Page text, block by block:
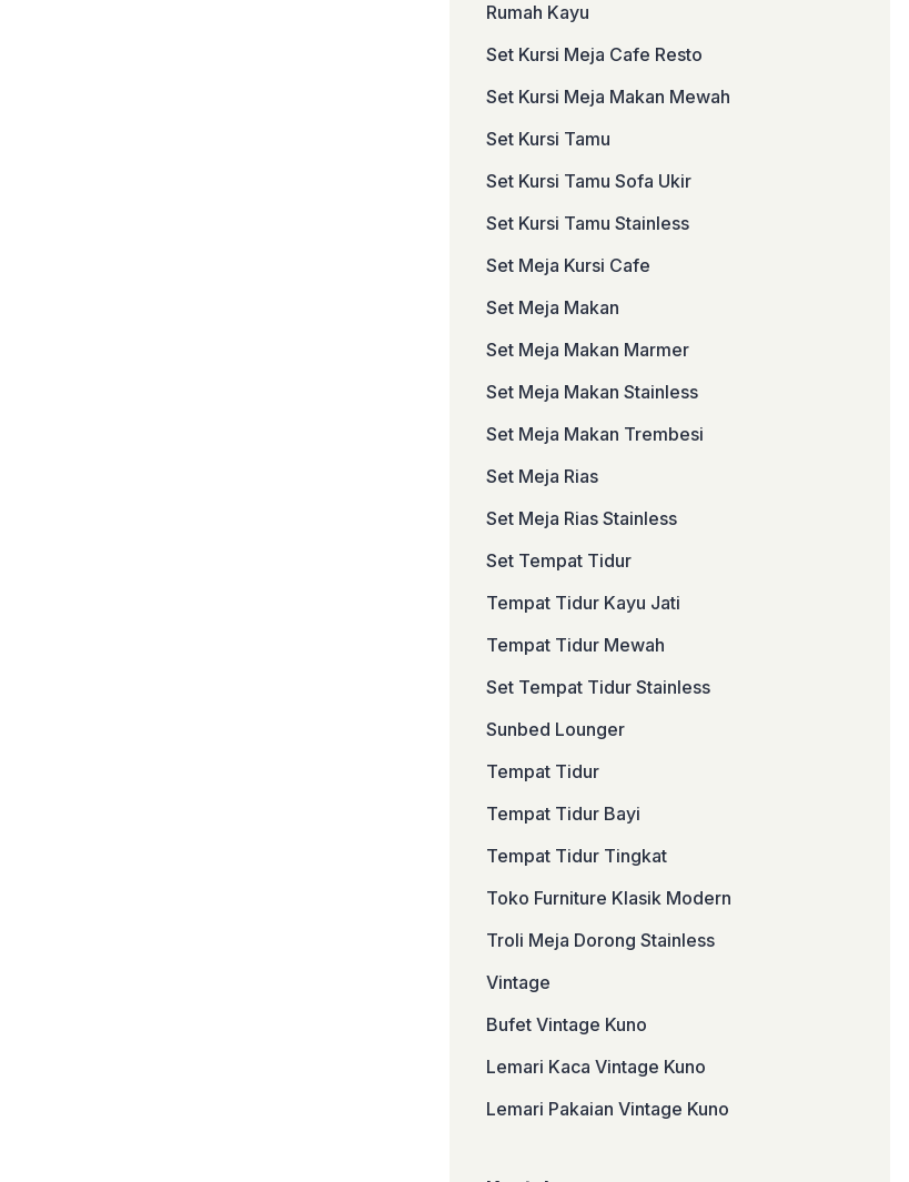
Rumah Kayu
Set Kursi Meja Cafe Resto
Set Kursi Meja Makan Mewah
Set Kursi Tamu
Set Kursi Tamu Sofa Ukir
Set Kursi Tamu Stainless
Set Meja Kursi Cafe
Set Meja Makan
Set Meja Makan Marmer
Set Meja Makan Stainless
Set Meja Makan Trembesi
Set Meja Rias
Set Meja Rias Stainless
Set Tempat Tidur
Tempat Tidur Kayu Jati
Tempat Tidur Mewah
Set Tempat Tidur Stainless
Sunbed Lounger
Tempat Tidur
Tempat Tidur Bayi
Tempat Tidur Tingkat
Toko Furniture Klasik Modern
Troli Meja Dorong Stainless
Vintage
Bufet Vintage Kuno
Lemari Kaca Vintage Kuno
Lemari Pakaian Vintage Kuno